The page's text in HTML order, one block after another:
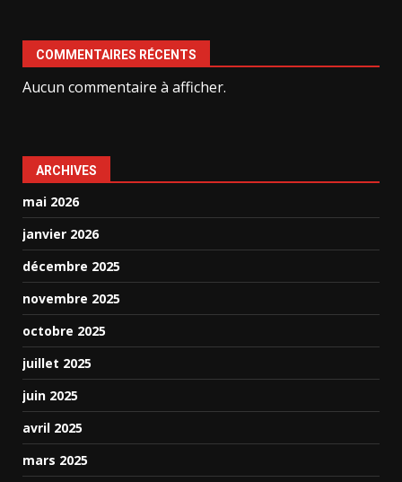
COMMENTAIRES RÉCENTS
Aucun commentaire à afficher.
ARCHIVES
mai 2026
janvier 2026
décembre 2025
novembre 2025
octobre 2025
juillet 2025
juin 2025
avril 2025
mars 2025